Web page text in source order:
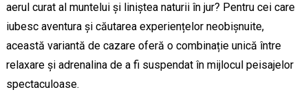
aerul curat al muntelui și liniștea naturii în jur? Pentru cei care
iubesc aventura și căutarea experiențelor neobișnuite,
această variantă de cazare oferă o combinație unică între
relaxare și adrenalina de a fi suspendat în mijlocul peisajelor
spectaculoase.